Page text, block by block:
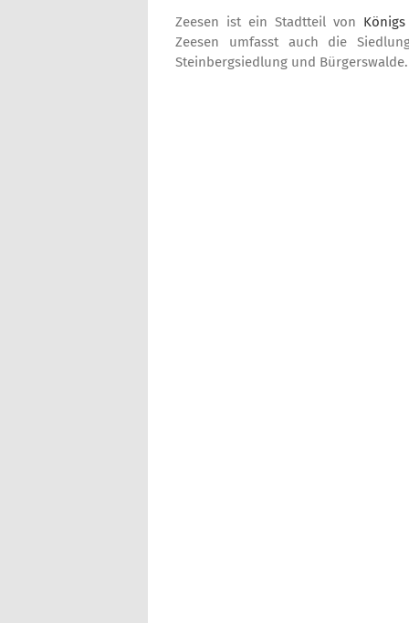
Zeesen ist ein Stadtteil von
Zeesen umfasst auch die
Steinbergsiedlung und Bürgerswalde.